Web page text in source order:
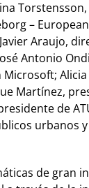
–
Araujo,
Antonio
Alicia
Martínez,
de
urbanos
de gran